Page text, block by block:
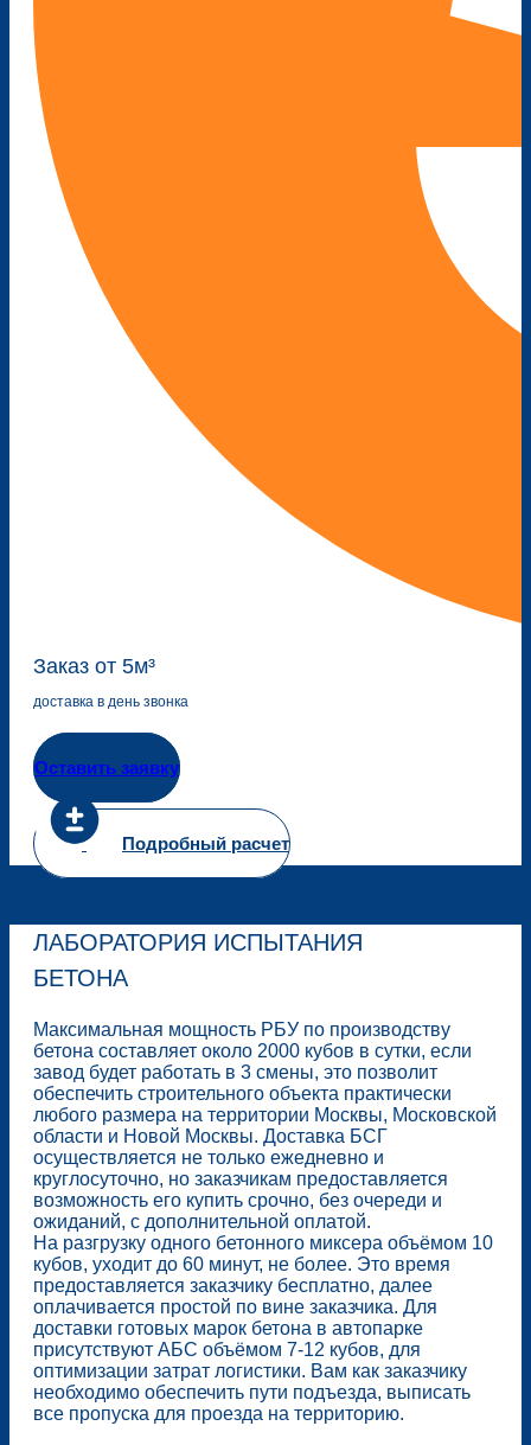
Заказ от 5м³
доставка в день звонка
Оставить заявку
Подробный расчет
ЛАБОРАТОРИЯ ИСПЫТАНИЯ
БЕТОНА
Максимальная мощность РБУ по производству
бетона составляет около 2000 кубов в сутки, если
завод будет работать в 3 смены, это позволит
обеспечить строительного объекта практически
любого размера на территории Москвы, Московской
области и Новой Москвы. Доставка БСГ
осуществляется не только ежедневно и
круглосуточно, но заказчикам предоставляется
возможность его купить срочно, без очереди и
ожиданий, с дополнительной оплатой.
На разгрузку одного бетонного миксера объёмом 10
кубов, уходит до 60 минут, не более. Это время
предоставляется заказчику бесплатно, далее
оплачивается простой по вине заказчика. Для
доставки готовых марок бетона в автопарке
присутствуют АБС объёмом 7-12 кубов, для
оптимизации затрат логистики. Вам как заказчику
необходимо обеспечить пути подъезда, выписать
все пропуска для проезда на территорию.